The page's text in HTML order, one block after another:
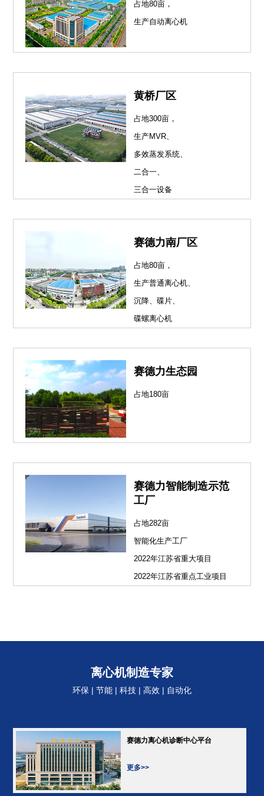
占地80亩，
生产自动离心机
黄桥厂区
占地300亩，
生产MVR、
多效蒸发系统、
二合一、
三合一设备
赛德力南厂区
占地80亩，
生产普通离心机、
沉降、碟片、
碟螺离心机
赛德力生态园
占地180亩
赛德力智能制造示范
工厂
占地282亩
智能化生产工厂
2022年江苏省重大项目
2022年江苏省重点工业项目
离心机制造专家
环保 | 节能 | 科技 | 高效 | 自动化
赛德力离心机诊断中心平台
更多>>